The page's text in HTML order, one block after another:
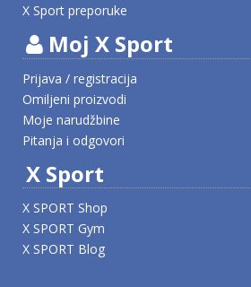
X Sport preporuke
Moj X Sport
Prijava / registracija
Omiljeni proizvodi
Moje narudžbine
Pitanja i odgovori
X Sport
X SPORT Shop
X SPORT Gym
X SPORT Blog